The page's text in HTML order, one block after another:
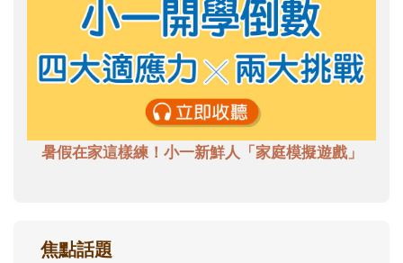
暑假在家這樣練！小一新鮮人「家庭模擬遊戲」
焦點話題